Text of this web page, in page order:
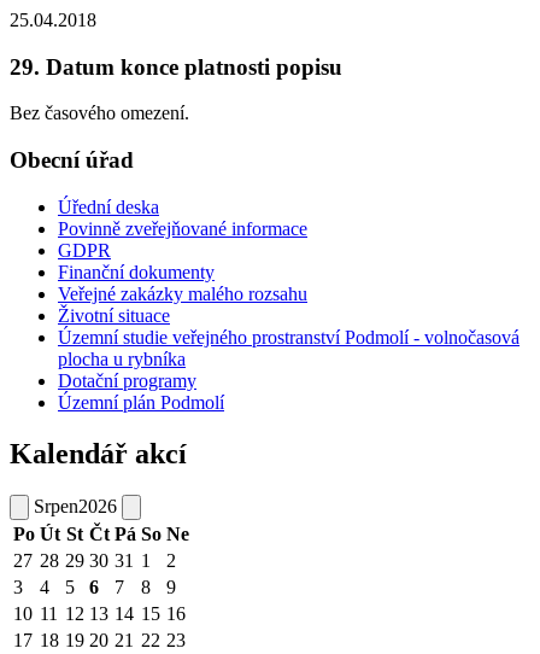
25.04.2018
29. Datum konce platnosti popisu
Bez časového omezení.
Obecní úřad
Úřední deska
Povinně zveřejňované informace
GDPR
Finanční dokumenty
Veřejné zakázky malého rozsahu
Životní situace
Územní studie veřejného prostranství Podmolí - volnočasová
plocha u rybníka
Dotační programy
Územní plán Podmolí
Kalendář akcí
Srpen2026
Po Út St Čt Pá So Ne
27 28 29 30 31 1
2
3
4 5 6 7 8
9
10 11 12 13 14 15 16
17 18 19 20 21 22 23